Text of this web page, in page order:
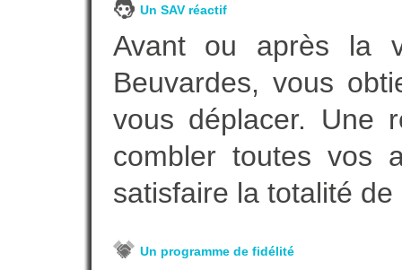
Un SAV réactif
Avant ou après la
Beuvardes, vous
vous déplacer. Une
combler toutes vos
satisfaire la totalité
Un programme de fidélité